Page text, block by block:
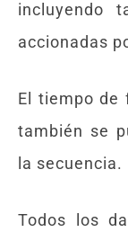
incluyendo
accionadas
El tiempo de
también se
la secuencia.
Todos los